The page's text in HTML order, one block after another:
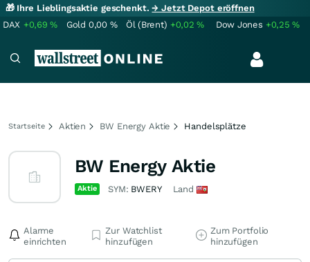
🎁 Ihre Lieblingsaktie geschenkt.→ Jetzt Depot eröffnen
DAX +0,69% Gold 0,00 % Öl (Brent) +0,02% Dow Jones +0,25%
Startseite Aktien BW Energy Aktie Handelsplätze
BW Energy Aktie
Aktie SYM: BWERY Land
Alarme
einrichten
Zur Watchlist
hinzufügen
Zum Portfolio
hinzufügen